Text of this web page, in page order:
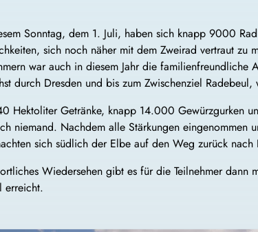
Sonntag, dem 1. Juli, haben sich knapp 9000
sich noch näher mit dem Zweirad vertraut zu
war auch in diesem Jahr die
durch Dresden und bis zum Zwischenziel
Hektoliter Getränke, knapp 14.000 Gewürzgurken
niemand. Nachdem alle Stärkungen
sich südlich der Elbe auf den Weg zurück nach
Wiedersehen gibt es für die Teilnehmer
erreicht.